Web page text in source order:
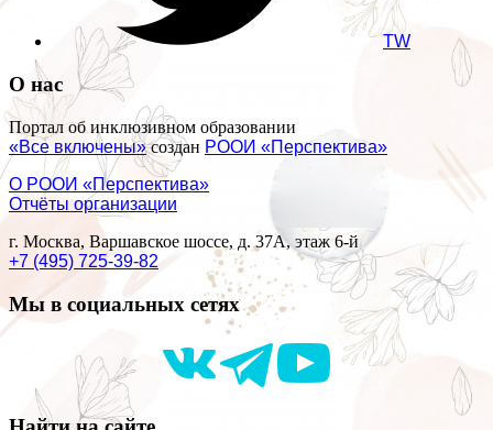
TW
О нас
Портал об инклюзивном образовании
«Все включены»создан РООИ «Перспектива»
О РООИ «Перспектива»
Отчёты организации
г. Москва, Варшавское шоссе, д. 37А, этаж 6-й
+7 (495) 725-39-82
Мы в социальных сетях